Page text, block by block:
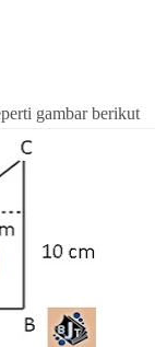
gambar berikut